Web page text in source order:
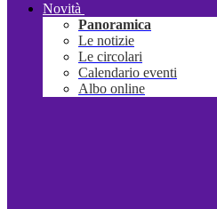
Novità
Panoramica
Le notizie
Le circolari
Calendario eventi
Albo online